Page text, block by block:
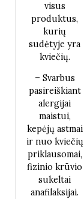
visus
produktus,
kurių
sudėtyje yra
kviečių.
– Svarbus
pasireiškiant
alergijai
maistui,
kepėjų astmai
ir nuo kviečių
priklausomai,
fizinio krūvio
sukeltai
anafilaksijai.